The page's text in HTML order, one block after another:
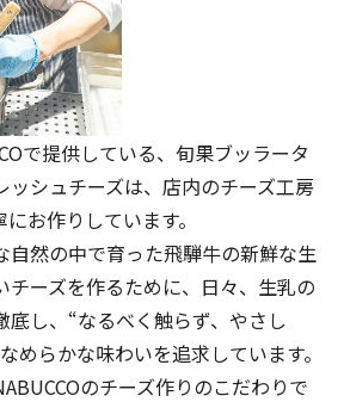
で提供している、旬果ブッラータ
ッシュチーズは、店内のチーズ工房
お作りしています。
自然の中で育った飛騨牛の新鮮な生
チーズを作るために、日々、生乳の
底し、“なるべく触らず、やさし
めらかな味わいを追求しています。
のチーズ作りのこだわりで